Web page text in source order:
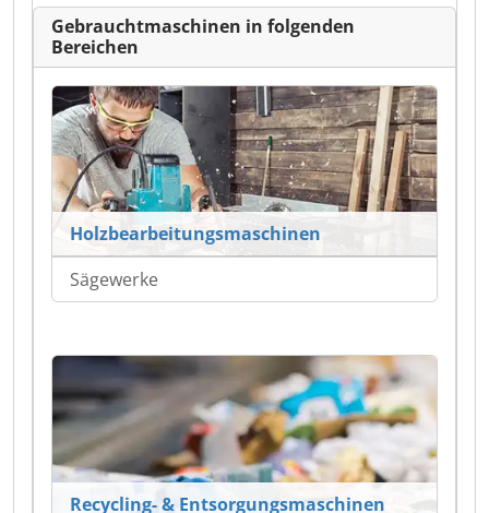
Gebrauchtmaschinen in folgenden
Bereichen
Holzbearbeitungsmaschinen
Sägewerke
Recycling- & Entsorgungsmaschinen